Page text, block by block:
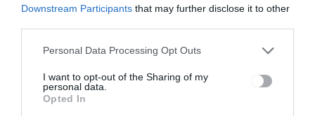
Downstream Participants that may further disclose it to other
Personal Data Processing Opt Outs
I want to opt-out of the Sharing of my
personal data.
Opted In